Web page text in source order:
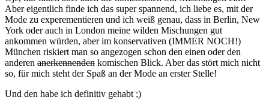
Aber eigentlich finde ich das super spannend, ich liebe es, mit der
Mode zu experementieren und ich weiß genau, dass in Berlin, New
York oder auch in London meine wilden Mischungen gut
ankommen würden, aber im konservativen (IMMER NOCH!)
München riskiert man so angezogen schon den einen oder den
anderen anerkennenden komischen Blick. Aber das stört mich nicht
so, für mich steht der Spaß an der Mode an erster Stelle!
Und den habe ich definitiv gehabt ;)